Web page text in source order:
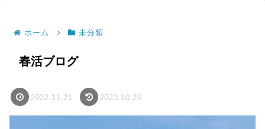
ホーム 未分類
春活ブログ
2022.11.21 2023.10.26